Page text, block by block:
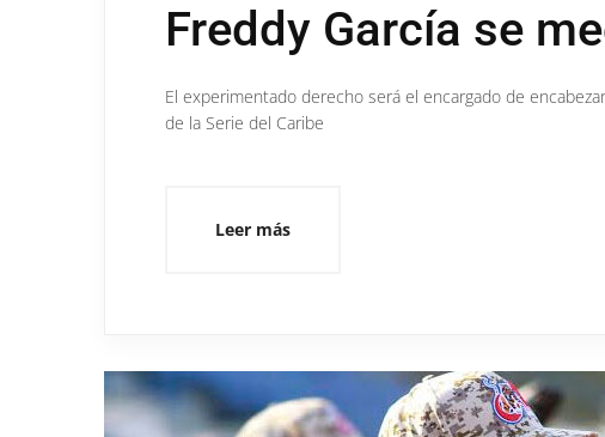
Freddy García se
El experimentado derecho será el encargado de
de la Serie del Caribe
Leer más